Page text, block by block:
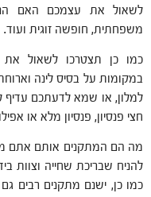
לשאול את עצמכם האם
משפחתית, חופשה זוגית ועוד.
כמו כן תצטרכו לשאול
במקומות על בסיס לינה
למלון, או שמא לדעתכם עדיף
חצי פנסיון, פנסיון מלא או
מה הם המתקנים אותם אתם
להניח שבריכת שחייה וצוות
כמו כן, ישנם מתקנים רבים